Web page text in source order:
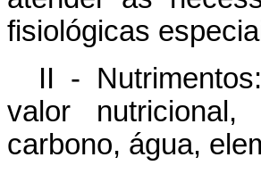
fisiológicas
II -
valor nutricional,
carbono, água,